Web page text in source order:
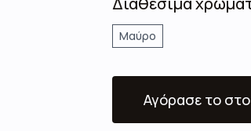
Μαύρο
Αγόρασε το